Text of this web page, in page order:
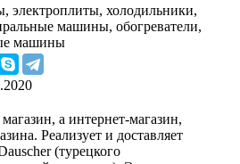
электроплиты, холодильники,
машины, обогреватели,
машины
а интернет-магазин,
Реализует и доставляет
(турецкого